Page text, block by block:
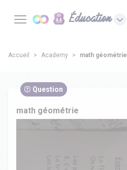
Éducation
Accueil Academy math géométrie
Question
math géométrie